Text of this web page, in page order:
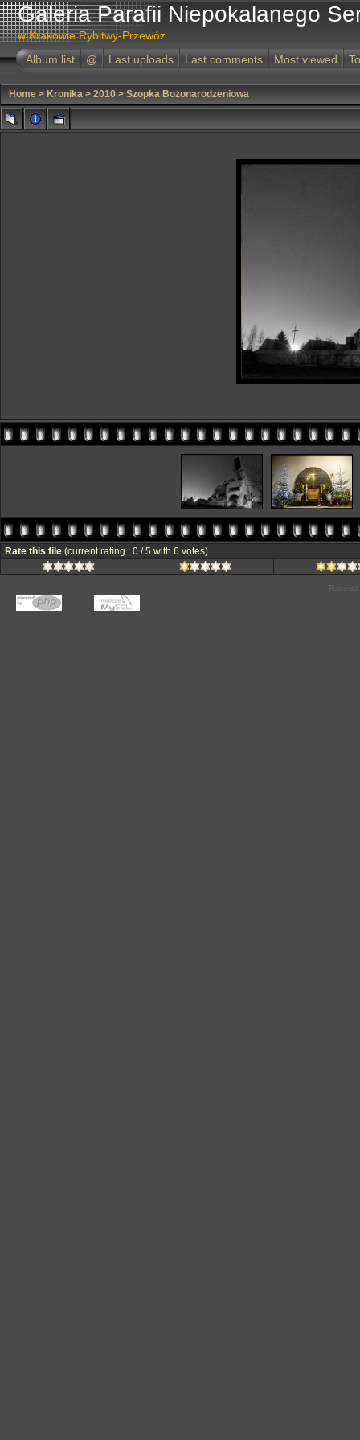
Galeria Parafii Niepokalanego
w Krakowie Rybitwy-Przewóz
Album list
@ Last uploads Last comments Most viewed
Home > Kronika > 2010 > Szopka Bożonarodzeniowa
Rate this file (current rating : 0 / 5 with 6 votes)